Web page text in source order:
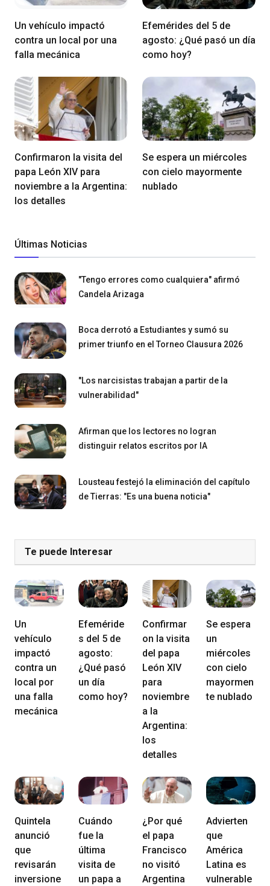
Un vehículo impactó
contra un local por una
falla mecánica
Efemérides del 5 de
agosto: ¿Qué pasó un día
como hoy?
Confirmaron la visita del
papa León XIV para
noviembre a la Argentina:
los detalles
Se espera un miércoles
con cielo mayormente
nublado
Últimas Noticias
"Tengo errores como cualquiera" afirmó
Candela Arizaga
Boca derrotó a Estudiantes y sumó su
primer triunfo en el Torneo Clausura 2026
"Los narcisistas trabajan a partir de la
vulnerabilidad"
Afirman que los lectores no logran
distinguir relatos escritos por IA
Lousteau festejó la eliminación del capítulo
de Tierras: "Es una buena noticia"
Te puede Interesar
Un
vehículo
impactó
contra un
local por
una falla
mecánica
Efeméride
s del 5 de
agosto:
¿Qué pasó
un día
como hoy?
Confirmar
on la visita
del papa
León XIV
para
noviembre
a la
Argentina:
los
detalles
Se espera
un
miércoles
con cielo
mayormen
te nublado
Quintela
anunció
que
revisarán
inversione
Cuándo
fue la
última
visita de
un papa a
¿Por qué
el papa
Francisco
no visitó
Argentina
Advierten
que
América
Latina es
vulnerable